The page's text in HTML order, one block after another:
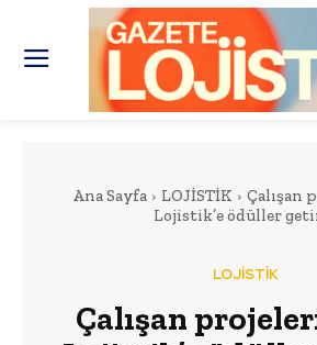
Ana Sayfa LOJİSTİK
Çalışan
Lojistik’e ödüller
LOJİSTİK
Çalışan